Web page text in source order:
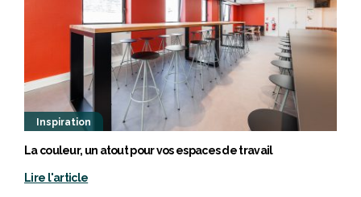
Inspiration
La couleur, un atout pour vos espaces de travail
Lire l'article